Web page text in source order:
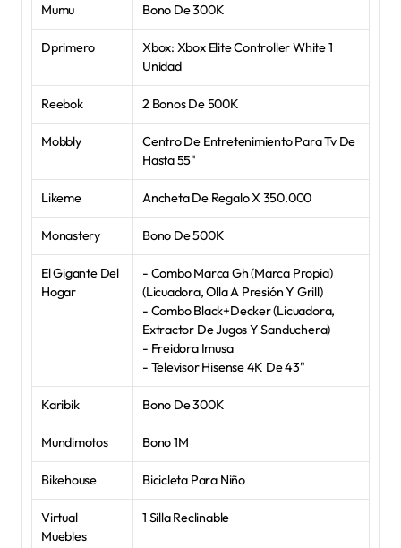
Mumu Bono De 300K
Dprimero
Xbox: Xbox Elite Controller White 1
Unidad
Reebok 2 Bonos De 500K
Mobbly
Centro De Entretenimiento Para Tv De
Hasta 55"
Likeme Ancheta De Regalo X 350.000
Monastery Bono De 500K
El Gigante Del
Hogar
- Combo Marca Gh (Marca Propia)
(Licuadora, Olla A Presión Y Grill)
- Combo Black+Decker (Licuadora,
Extractor De Jugos Y Sanduchera)
- Freidora Imusa
- Televisor Hisense 4K De 43"
Karibik Bono De 300K
Mundimotos Bono 1M
Bikehouse Bicicleta Para Niño
Virtual
Muebles
1 Silla Reclinable